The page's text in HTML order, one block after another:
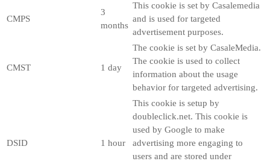
CMPS
3
months
This cookie is set by Casalemedia
and is used for targeted
advertisement purposes.
CMST 1 day
The cookie is set by CasaleMedia.
The cookie is used to collect
information about the usage
behavior for targeted advertising.
DSID 1 hour
This cookie is setup by
doubleclick.net. This cookie is
used by Google to make
advertising more engaging to
users and are stored under